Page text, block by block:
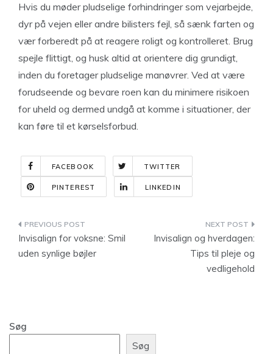
Hvis du møder pludselige forhindringer som vejarbejde,
dyr på vejen eller andre bilisters fejl, så sænk farten og
vær forberedt på at reagere roligt og kontrolleret. Brug
spejle flittigt, og husk altid at orientere dig grundigt,
inden du foretager pludselige manøvrer. Ved at være
forudseende og bevare roen kan du minimere risikoen
for uheld og dermed undgå at komme i situationer, der
kan føre til et kørselsforbud.
FACEBOOK TWITTER
PINTEREST LINKEDIN
Indlægsnavigation
Invisalign for voksne: Smil
uden synlige bøjler
Invisalign og hverdagen:
Tips til pleje og
vedligehold
Søg
Søg